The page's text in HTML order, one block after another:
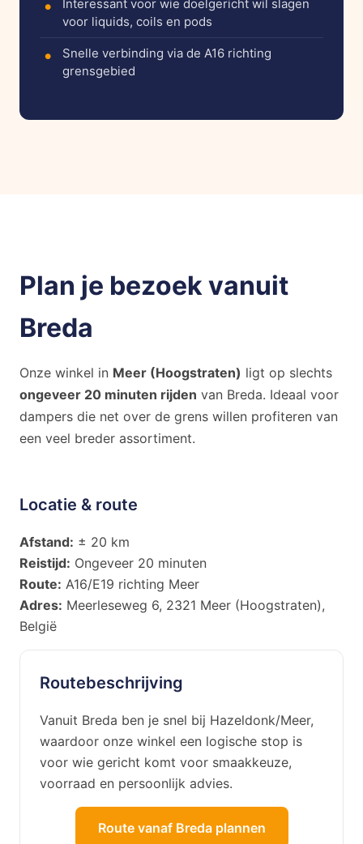
Interessant voor wie doelgericht wil slagen
voor liquids, coils en pods
Snelle verbinding via de A16 richting
grensgebied
Plan je bezoek vanuit
Breda
Onze winkel in Meer (Hoogstraten) ligt op slechts
ongeveer 20 minuten rijden van Breda. Ideaal voor
dampers die net over de grens willen profiteren van
een veel breder assortiment.
Locatie & route
Afstand: ± 20 km
Reistijd: Ongeveer 20 minuten
Route: A16/E19 richting Meer
Adres: Meerleseweg 6, 2321 Meer (Hoogstraten),
België
Routebeschrijving
Vanuit Breda ben je snel bij Hazeldonk/Meer,
waardoor onze winkel een logische stop is
voor wie gericht komt voor smaakkeuze,
voorraad en persoonlijk advies.
Route vanaf Breda plannen